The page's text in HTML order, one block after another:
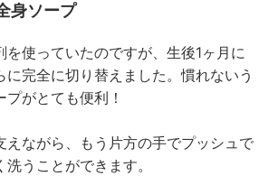
身ソープ
を使っていたのですが、生後1ヶ月に
に完全に切り替えました。慣れないう
がとても便利！
えながら、もう片方の手でプッシュで
うことができます。